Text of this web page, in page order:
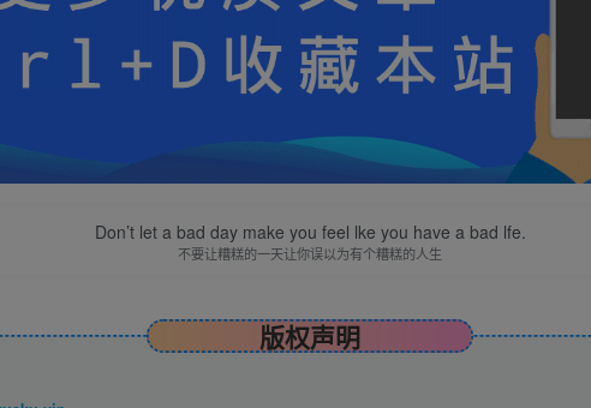
Don’t let a bad day make you feel lke you have a bad lfe.
不要让糟糕的一天让你误以为有个糟糕的人生
版权声明